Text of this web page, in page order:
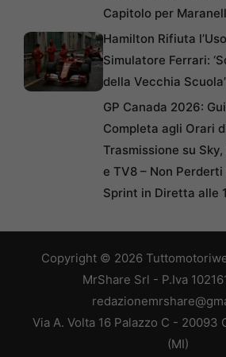
Capitolo per
Hamilton Rifiuta
Simulatore Ferrari:
della Vecchia Scuola’
GP Canada 2026:
Completa agli Orari
Trasmissione su Sky,
e TV8 – Non Perderti
Sprint in Diretta alle
Copyright © 2026
MrShare Srl - P.Iva
Via A. Volta 16 Palazzo C - 20093
(MI)